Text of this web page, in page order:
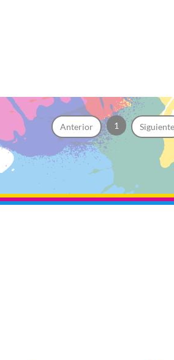
Anterior 1 Siguiente